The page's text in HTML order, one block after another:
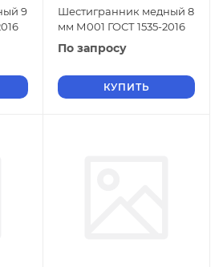
9
Шестигранник медный 8
мм М001 ГОСТ 1535-2016
По запросу
КУПИТЬ